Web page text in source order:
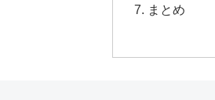
まとめ